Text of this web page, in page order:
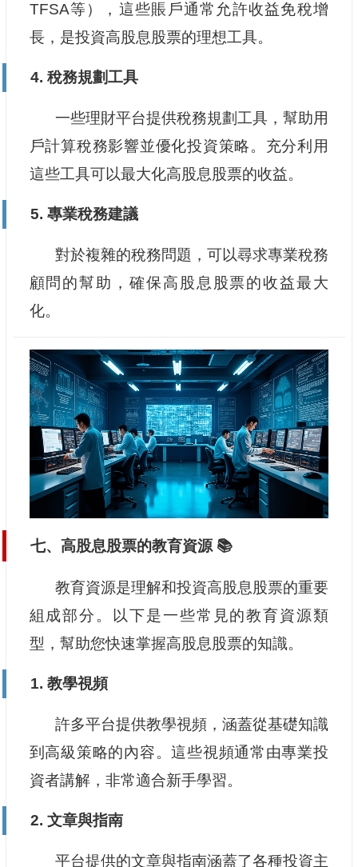
TFSA等），這些賬戶通常允許收益免稅增
長，是投資高股息股票的理想工具。
4. 稅務規劃工具
一些理財平台提供稅務規劃工具，幫助用
戶計算稅務影響並優化投資策略。充分利用
這些工具可以最大化高股息股票的收益。
5. 專業稅務建議
對於複雜的稅務問題，可以尋求專業稅務
顧問的幫助，確保高股息股票的收益最大
化。
七、高股息股票的教育資源 📚
教育資源是理解和投資高股息股票的重要
組成部分。以下是一些常見的教育資源類
型，幫助您快速掌握高股息股票的知識。
1. 教學視頻
許多平台提供教學視頻，涵蓋從基礎知識
到高級策略的內容。這些視頻通常由專業投
資者講解，非常適合新手學習。
2. 文章與指南
平台提供的文章與指南涵蓋了各種投資主